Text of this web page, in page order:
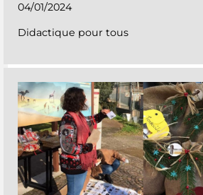
04/01/2024
Didactique pour tous